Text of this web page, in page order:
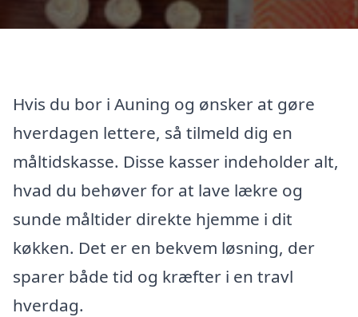
Hvis du bor i Auning og ønsker at gøre
hverdagen lettere, så tilmeld dig en
måltidskasse. Disse kasser indeholder alt,
hvad du behøver for at lave lækre og
sunde måltider direkte hjemme i dit
køkken. Det er en bekvem løsning, der
sparer både tid og kræfter i en travl
hverdag.